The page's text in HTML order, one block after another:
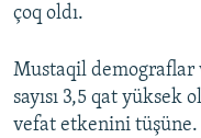
çoq oldı.
Mustaqil demograflar
sayısı 3,5 qat yüksek
vefat etkenini tüşüne.